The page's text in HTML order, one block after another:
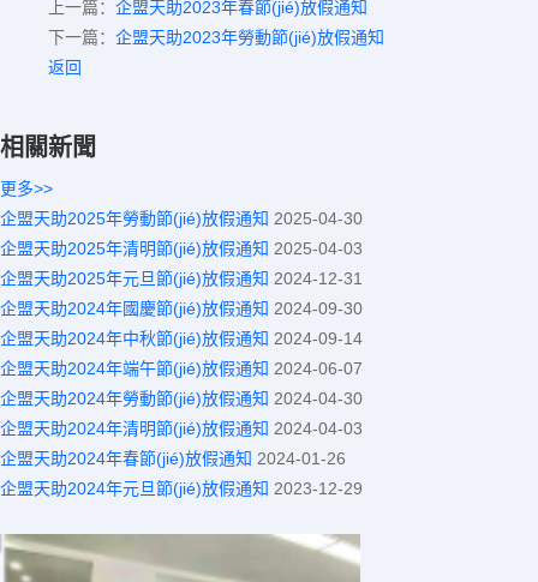
上一篇： 企盟天助2023年春節(jié)放假通知
下一篇： 企盟天助2023年勞動節(jié)放假通知
返回
相關新聞
更多>>
企盟天助2025年勞動節(jié)放假通知 2025-04-30
企盟天助2025年清明節(jié)放假通知 2025-04-03
企盟天助2025年元旦節(jié)放假通知 2024-12-31
企盟天助2024年國慶節(jié)放假通知 2024-09-30
企盟天助2024年中秋節(jié)放假通知 2024-09-14
企盟天助2024年端午節(jié)放假通知 2024-06-07
企盟天助2024年勞動節(jié)放假通知 2024-04-30
企盟天助2024年清明節(jié)放假通知 2024-04-03
企盟天助2024年春節(jié)放假通知 2024-01-26
企盟天助2024年元旦節(jié)放假通知 2023-12-29